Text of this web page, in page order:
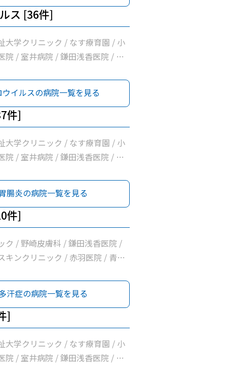
ス [36件]
大学クリニック / なす療育園 / 小
院 / 室井病院 / 鎌田浅香医院 / あ
腸科クリニック / 木戸内科クリ
医院 / 赤羽医院 / 橋本内科クリニ
人広志会齊藤内科医院 / 青柳医院
ク / 大田原中央クリニック / 髙
だいなリハビリクリニック / 那須
診療所 / 高久内科医院 / せいいか
社大田原事業所健康管理センター
保健所 / 那須赤十字病院 / つばさ
須 / ぽっぽクリニック / 高澤クリ
法人社団小沼内科胃腸科クリニッ
クリニック / 西那須野内科循環器
/ 阿久津整形外科 / はらクリニッ
那須医療センター / きくち内科ク
ウイルスの病院一覧を見る
件]
大学クリニック / なす療育園 / 小
院 / 室井病院 / 鎌田浅香医院 / あ
腸科クリニック / 木戸内科クリ
医院 / 赤羽医院 / 橋本内科クリニ
広志会齊藤内科医院 / 青柳医院
ク / 大田原中央クリニック / 髙
だいなリハビリクリニック / 那須
診療所 / 高久内科医院 / せいいか
社大田原事業所健康管理センター
保健所 / 那須赤十字病院 / つばさ
須 / ぽっぽクリニック / 高澤クリ
法人社団小沼内科胃腸科クリニッ
クリニック / 西那須野内科循環器
/ 阿久津整形外科 / はらクリニッ
胃腸炎の病院一覧を見る
件]
ク / 野崎皮膚科 / 鎌田浅香医院 /
キンクリニック / 赤羽医院 / 青柳
須 / 国際医療福祉大学那須医療セ
汗症の病院一覧を見る
]
大学クリニック / なす療育園 / 小
院 / 室井病院 / 鎌田浅香医院 / あ